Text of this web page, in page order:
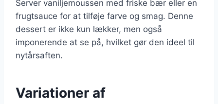
Server vaniljemoussen med friske bær eller en
frugtsauce for at tilføje farve og smag. Denne
dessert er ikke kun lækker, men også
imponerende at se på, hvilket gør den ideel til
nytårsaften.
Variationer af